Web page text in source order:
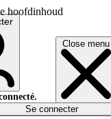
hoofdinhoud
Close menu
Se connecter